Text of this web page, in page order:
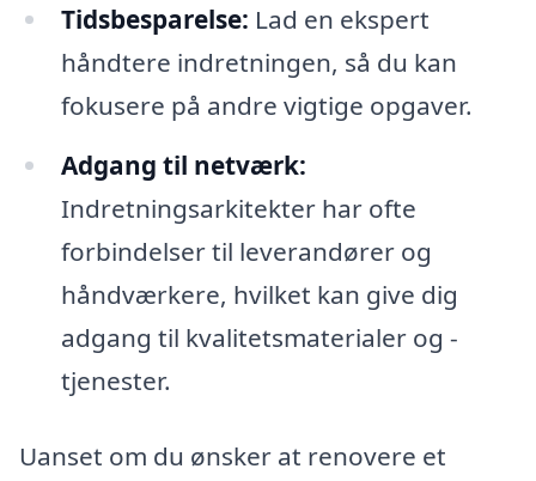
Tidsbesparelse: Lad en ekspert
håndtere indretningen, så du kan
fokusere på andre vigtige opgaver.
Adgang til netværk:
Indretningsarkitekter har ofte
forbindelser til leverandører og
håndværkere, hvilket kan give dig
adgang til kvalitetsmaterialer og -
tjenester.
Uanset om du ønsker at renovere et